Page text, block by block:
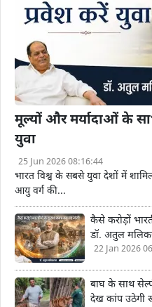
मूल्यों और मर्यादाओं के
युवा
25 Jun 2026 08:16:44
भारत विश्व के सबसे युवा देशों में
आयु वर्ग की...
कैसे करोड़ों
डॉ. अतुल
22 Jan 2026
बाघ के साथ
देख कांप उठेगी